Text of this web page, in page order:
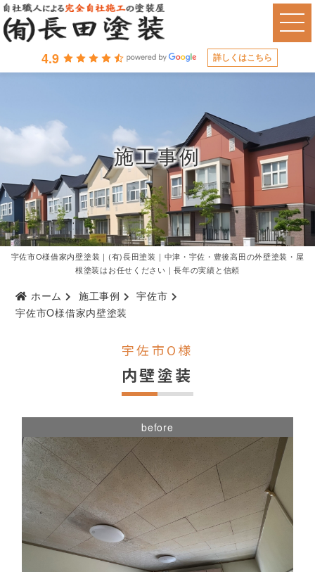
4.9 詳しくはこちら
施工事例
宇佐市O様借家内壁塗装｜(有)長田塗装｜中津・宇佐・豊後高田の外壁塗装・屋
根塗装はお任せください｜長年の実績と信頼
ホーム 施工事例
宇佐市
宇佐市O様借家内壁塗装
宇佐市O様
内壁塗装
before